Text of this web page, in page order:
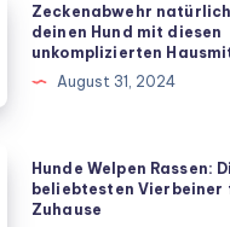
Zeckenabwehr
deinen Hund mit diesen
unkomplizierten
August 31, 2024
Hunde Welpen Rassen:
beliebtesten Vierbeiner
Zuhause